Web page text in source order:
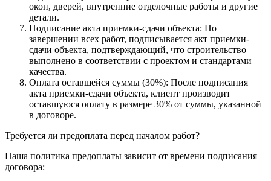
окон, дверей, внутренние отделочные работы и другие
детали.
Подписание акта приемки-сдачи объекта: По
завершении всех работ, подписывается акт приемки-
сдачи объекта, подтверждающий, что строительство
выполнено в соответствии с проектом и стандартами
качества.
Оплата оставшейся суммы (30%): После подписания
акта приемки-сдачи объекта, клиент производит
оставшуюся оплату в размере 30% от суммы, указанной
в договоре.
Требуется ли предоплата перед началом работ?
Наша политика предоплаты зависит от времени подписания
договора: